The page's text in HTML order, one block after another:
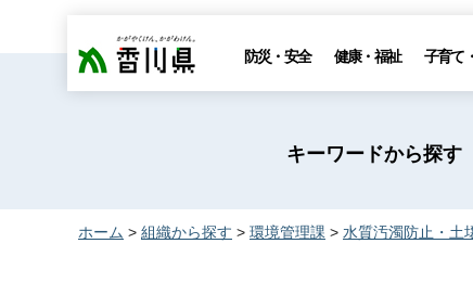
香川県 防災・安全 健康・福祉 子育て
キーワードから探す
ホーム > 組織から探す > 環境管理課 > 水質汚濁防止・土